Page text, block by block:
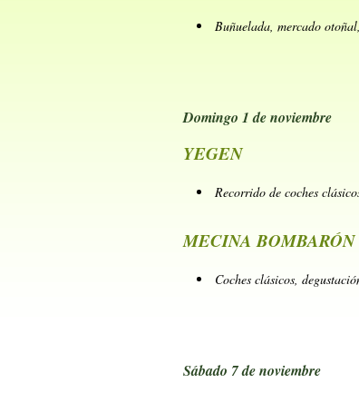
Buñuelada, mercado
Domingo 1 de noviembre
YEGEN
Recorrido de coches
MECINA BOMBARÓN
Coches clásicos,
Sábado 7 de noviembre